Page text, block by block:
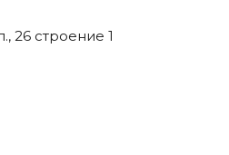
26 строение 1